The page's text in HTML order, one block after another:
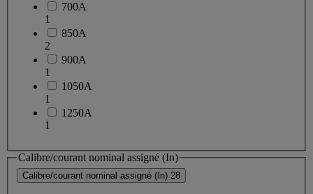
700A
1
850A
2
900A
1
1050A
1
1250A
1
Calibre/courant nominal assigné (In)
Calibre/courant nominal assigné (In) 28